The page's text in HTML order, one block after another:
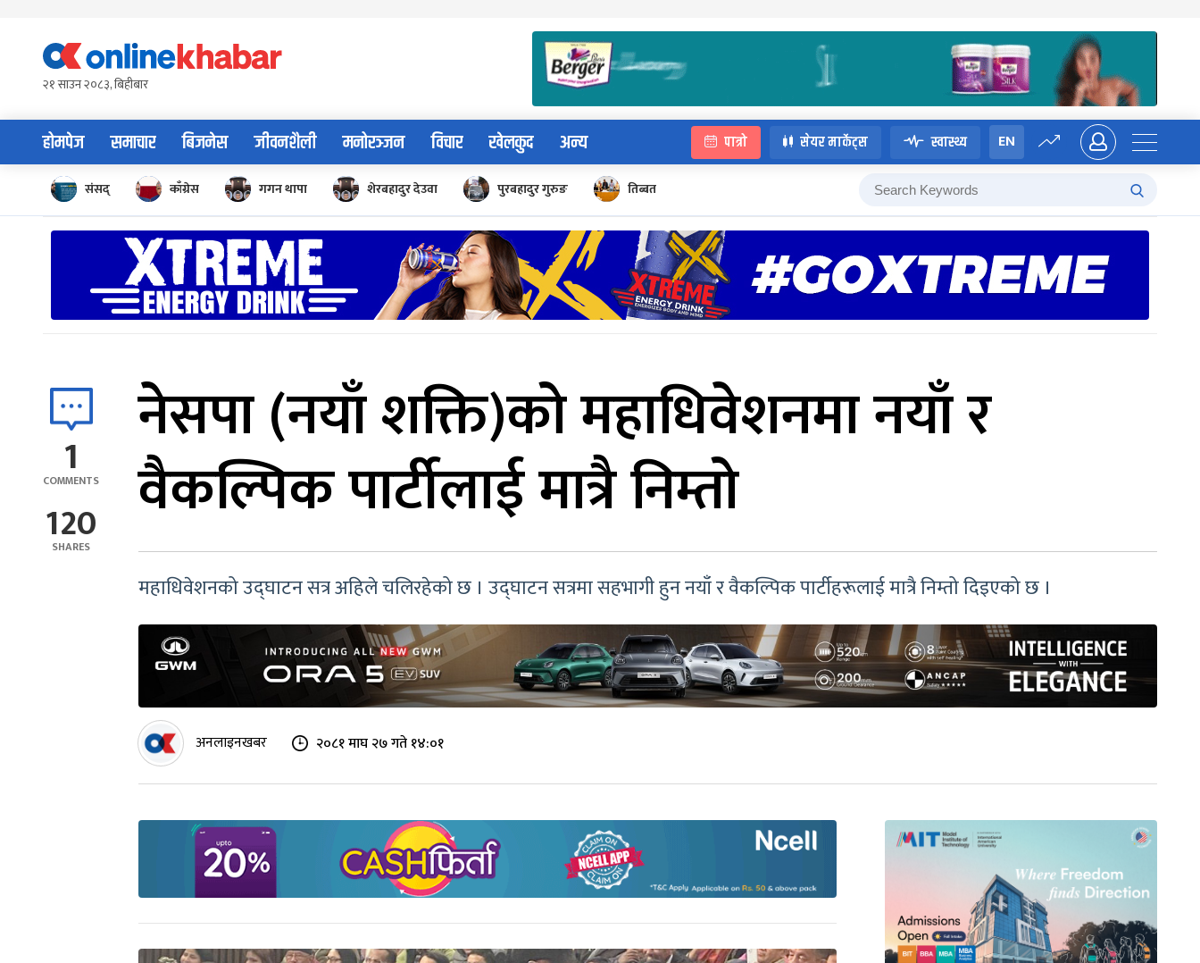
content२१ साउन २०८३, बिहीबार
होमपेज समाचार बिजनेस जीवनशैली मनोरञ्जन विचार खेलकुद अन्य पात्रो सेयर मार्केट्स स्वास्थ्य EN
संसद् काँग्रेस गगन थापा शेरबहादुर देउवा पुरबहादुर गुरुङ तिब्बत
1
COMMENTS
120
SHARES
नेसपा (नयाँ शक्ति)को महाधिवेशनमा नयाँ र
वैकल्पिक पार्टीलाई मात्रै निम्तो
महाधिवेशनको उद्घाटन सत्र अहिले चलिरहेको छ । उद्घाटन सत्रमा सहभागी हुन नयाँ र वैकल्पिक पार्टीहरूलाई मात्रै निम्तो दिइएको छ ।
अनलाइनखबर २०८१ माघ २७ गते १४:०१